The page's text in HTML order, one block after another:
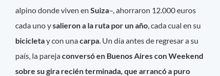
alpino donde viven enSuiza–, ahorraron 12.000 euros
cada uno ysalieron a la ruta por un año , cada cual en su
bicicletay con unacarpa . Un día antes de regresar a su
país, la parejaconversó en Buenos Aires con Weekend
sobre su gira recién terminada, que arrancó a puro